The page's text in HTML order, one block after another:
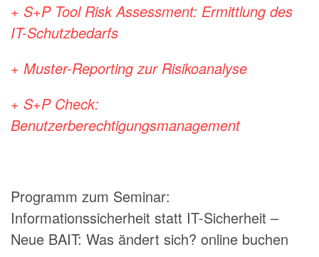
+ S+P Tool Risk Assessment: Ermittlung des
IT-Schutzbedarfs
+ Muster-Reporting zur Risikoanalyse
+ S+P Check:
Benutzerberechtigungsmanagement
Programm zum Seminar:
Informationssicherheit statt IT-Sicherheit –
Neue BAIT: Was ändert sich? online buchen